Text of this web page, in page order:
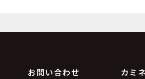
お問い合わせ カミ